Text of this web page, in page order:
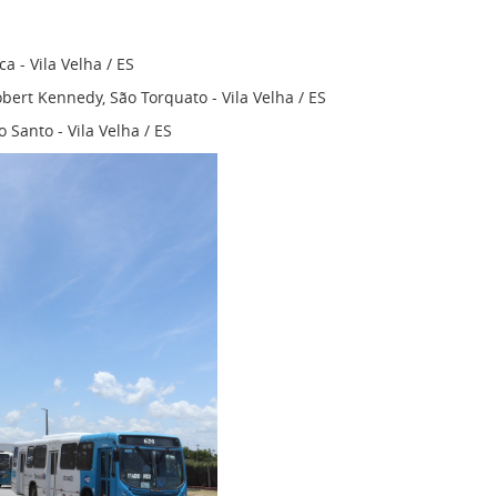
- Vila Velha / ES
Kennedy, São Torquato - Vila Velha / ES
- Vila Velha / ES